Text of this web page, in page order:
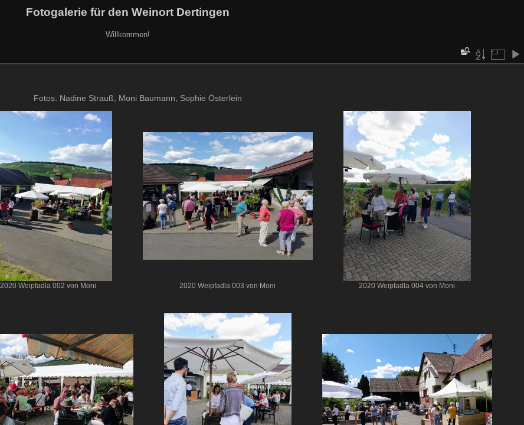
Fotogalerie für den Weinort Dertingen
Willkommen!
Fotos: Nadine Strauß, Moni Baumann, Sophie Österlein
2020 Weipfadla 002 von Moni 2020 Weipfadla 003 von Moni 2020 Weipfadla 004 von Moni